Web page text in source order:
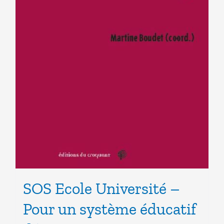
SOS Ecole Université –
Pour un système éducatif